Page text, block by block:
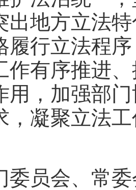
出地方立法
履行立法程
作有序推进
用，加强部
，凝聚立法
委员会、常